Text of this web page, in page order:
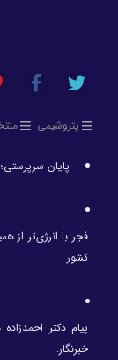
پتروشیمی
پایان
فجر با انرژی‌تر از
کشور
پیام دکتر
خبرنگار: